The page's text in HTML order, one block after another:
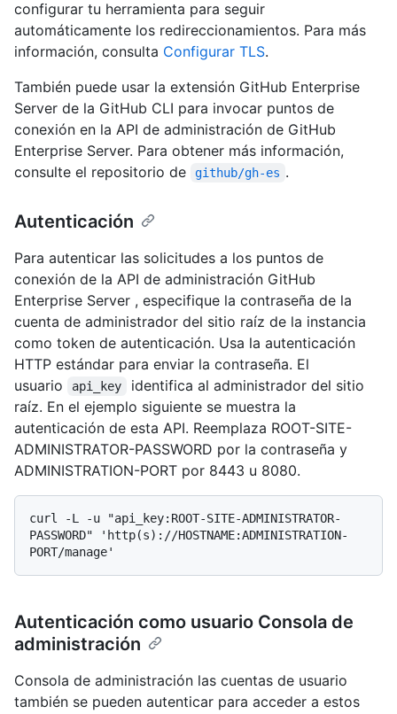
configurar tu herramienta para seguir
automáticamente los redireccionamientos. Para más
información, consulta Configurar TLS.
También puede usar la extensión GitHub Enterprise
Server de la GitHub CLI para invocar puntos de
conexión en la API de administración de GitHub
Enterprise Server. Para obtener más información,
consulte el repositorio de
github/gh-es .
Autenticación
Para autenticar las solicitudes a los puntos de
conexión de la API de administración GitHub
Enterprise Server , especifique la contraseña de la
cuenta de administrador del sitio raíz de la instancia
como token de autenticación. Usa la autenticación
HTTP estándar para enviar la contraseña. El
usuario
api_key
identifica al administrador del sitio
raíz. En el ejemplo siguiente se muestra la
autenticación de esta API. Reemplaza ROOT-SITE-
ADMINISTRATOR-PASSWORD por la contraseña y
ADMINISTRATION-PORT por 8443 u 8080.
curl -L -u "api_key:ROOT-SITE-ADMINISTRATOR-
PASSWORD" 'http(s)://HOSTNAME:ADMINISTRATION-
Autenticación como usuario Consola de
administración
Consola de administración las cuentas de usuario
también se pueden autenticar para acceder a estos